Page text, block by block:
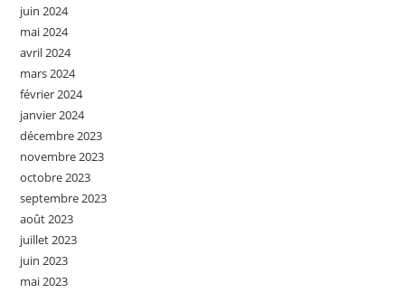
juin 2024
mai 2024
avril 2024
mars 2024
février 2024
janvier 2024
décembre 2023
novembre 2023
octobre 2023
septembre 2023
août 2023
juillet 2023
juin 2023
mai 2023